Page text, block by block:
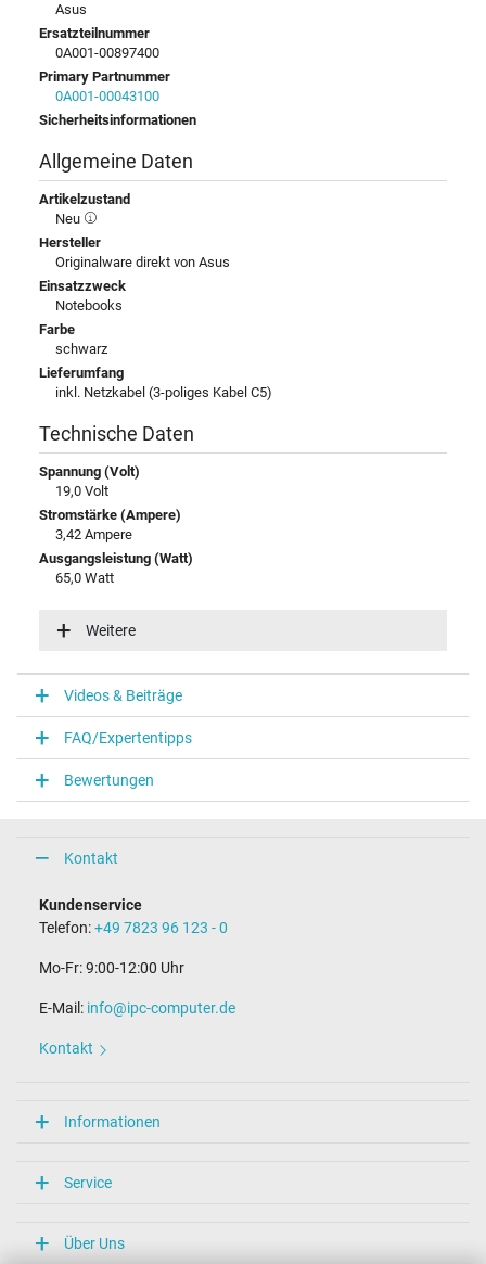
Asus
Ersatzteilnummer
0A001-00897400
Primary Partnummer
0A001-00043100
Sicherheitsinformationen
Allgemeine Daten
Artikelzustand
Neu
Hersteller
Originalware direkt von Asus
Einsatzzweck
Notebooks
Farbe
schwarz
Lieferumfang
inkl. Netzkabel (3-poliges Kabel C5)
Technische Daten
Spannung (Volt)
19,0 Volt
Stromstärke (Ampere)
3,42 Ampere
Ausgangsleistung (Watt)
65,0 Watt
100-240V / 50-60Hz
Notebook Stecker
Steckertyp / -form
rund / 90° abgewinkelt
Steckerlänge (mm)
9,8 mm
4,0 mm / 1,2 mm
Länge Anschlusskabel (m) (ca.)
1.75 m
Maße
Länge / Breite / Höhe
Überlast-, kurzschluss- und überhitzungsgeschützt
CCC
PCT
Weitere
Videos & Beiträge
FAQ/Expertentipps
Bewertungen
Kontakt
Kundenservice
Telefon:+49 7823 96 123 - 0
Mo-Fr: 9:00-12:00 Uhr
E-Mail: info@ipc-computer.de
Kontakt
Informationen
Service
Über Uns